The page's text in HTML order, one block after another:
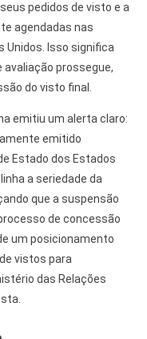
pedidos de visto e a
agendadas nas
Unidos. Isso significa
avaliação prossegue,
do visto final.
emitiu um alerta claro:
emitido
Estado dos Estados
a seriedade da
que a suspensão
de concessão
um posicionamento
vistos para
das Relações